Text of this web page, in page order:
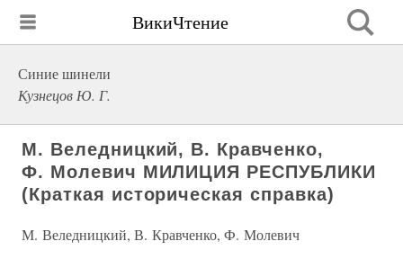
ВикиЧтение
Синие шинели
Кузнецов Ю. Г.
М. Веледницкий, В. Кравченко,
Ф. Молевич МИЛИЦИЯ РЕСПУБЛИКИ
(Краткая историческая справка)
М. Веледницкий, В. Кравченко, Ф. Молевич